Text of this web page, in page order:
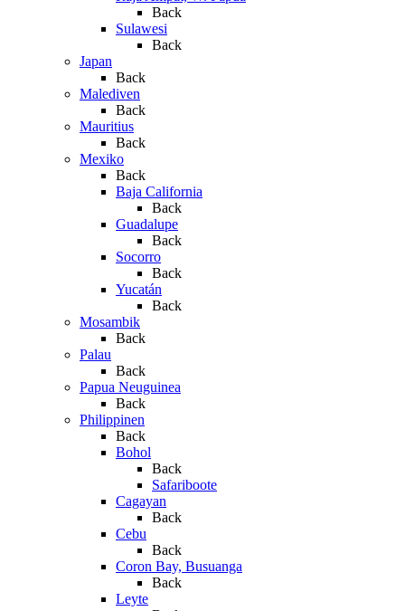
Back
Sulawesi
Back
Japan
Back
Malediven
Back
Mauritius
Back
Mexiko
Back
Baja California
Back
Guadalupe
Back
Socorro
Back
Yucatán
Back
Mosambik
Back
Palau
Back
Papua Neuguinea
Back
Philippinen
Back
Bohol
Back
Safariboote
Cagayan
Back
Cebu
Back
Coron Bay, Busuanga
Back
Leyte